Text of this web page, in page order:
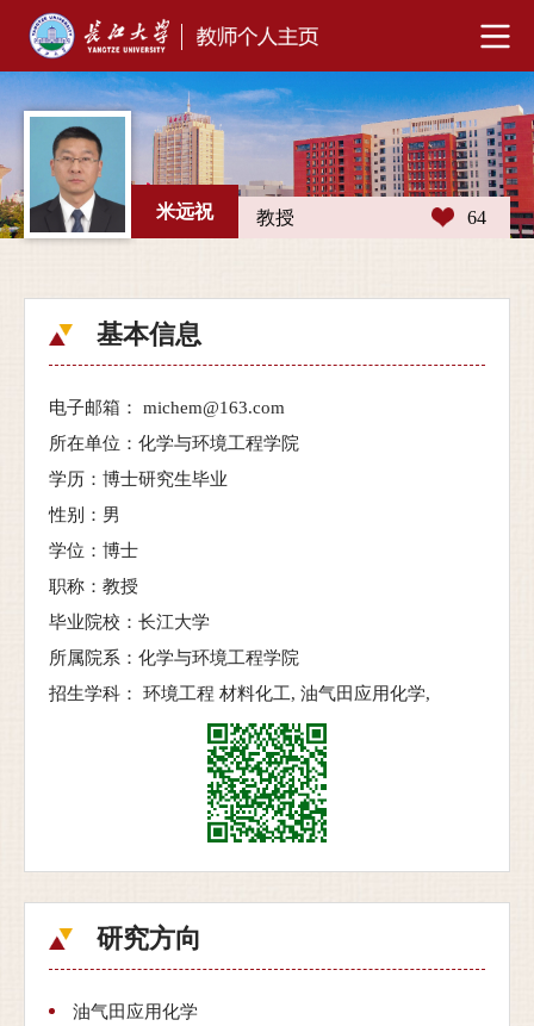
米远祝 教授 64
基本信息
电子邮箱：
michem@163.com
所在单位：化学与环境工程学院
学历：博士研究生毕业
性别：男
学位：博士
职称：教授
毕业院校：长江大学
所属院系：化学与环境工程学院
招生学科： 环境工程 材料化工, 油气田应用化学,
研究方向
油气田应用化学